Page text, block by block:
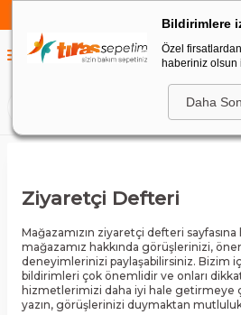
Ziyaretçi Defteri
Mağazamızın ziyaretçi defteri
mağazamız hakkında görüşlerinizi,
deneyimlerinizi paylaşabilirsiniz. Bizim
bildirimleri çok önemlidir ve onları
hizmetlerimizi daha iyi hale getirmeye
yazın, görüşlerinizi duymaktan
Bildirimlere
Özel
haberiniz olsun
Daha